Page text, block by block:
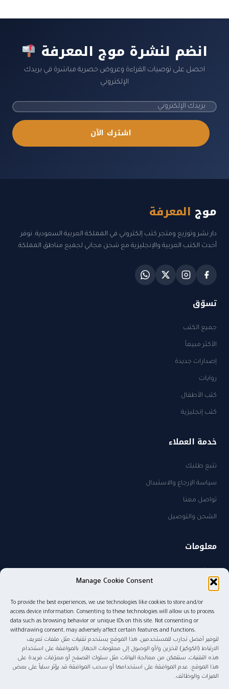
Manage Cookie Consent
To provide the best experiences, we use technologies like cookies to store and/or
access device information. Consenting to these technologies will allow us to process
data such as browsing behavior or unique IDs on this site. Not consenting or
withdrawing consent, may adversely affect certain features and functions.
لتوفير أفضل تجارب للمستخدمين، هذا الموقع يستخدم تقنيات مثل ملفات تعريف
الارتباط (الكوكيز) لتخزين و/أو الوصول إلى معلومات الجهاز. بالموافقة على استخدام
هذه التقنيات، سنتمكن من معالجة البيانات مثل سلوك التصفح أو معرّفات فريدة على
هذا الموقع. عدم الموافقة على استخدامها أو سحب الموافقة قد يؤثر سلباً على بعض
الميزات والوظائف.
انضم لنشرة موج المعرفة
احصل على توصيات القراءة وعروض حصرية مباشرة في بريدك
الإلكتروني
اشترك الآن
موج المعرفة
دار نشر وتوزيع ومتجر كتب إلكتروني في المملكة العربية السعودية. نوفر
أحدث الكتب العربية والإنجليزية مع شحن مجاني لجميع مناطق المملكة.
تسوّق
جميع الكتب
الأكثر مبيعاً
إصدارات جديدة
روايات
كتب الأطفال
كتب إنجليزية
خدمة العملاء
تتبع طلبك
سياسة الإرجاع والاستبدال
تواصل معنا
الشحن والتوصيل
معلومات
سياسة الخصوصية
sales@kw.sa
٠٥٠٥٨٢٧٤٨٥
© ٢٠٢٦ موج المعرفة للنشر والتوزيع. جميع الحقوق محفوظة.